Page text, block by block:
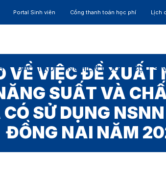
Portal Sinh viên Cổng thanh toán học phí Lịch
ĐÀO TẠO NGHIÊN CỨU CỰU
VỀ VIỆC ĐỀ XUẤT
SUẤT VÀ
SỬ DỤNG
ĐỒNG NAI NĂM